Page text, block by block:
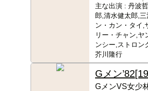
主な出演 : 丹波
郎,清水健太郎,
ン・カン・タイ,
リー・チャン,ヤ
ンシー,ストロン
芥川隆行
Gメン’82
GメンVS女少